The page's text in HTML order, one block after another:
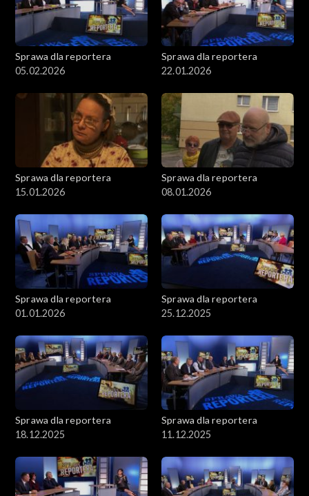
Sprawa dla reportera
05.02.2026
Sprawa dla reportera
22.01.2026
Sprawa dla reportera
15.01.2026
Sprawa dla reportera
08.01.2026
Sprawa dla reportera
01.01.2026
Sprawa dla reportera
25.12.2025
Sprawa dla reportera
18.12.2025
Sprawa dla reportera
11.12.2025